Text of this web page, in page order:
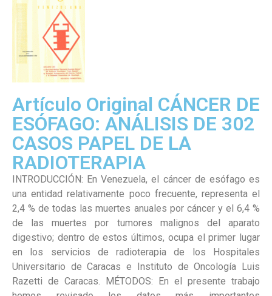
Artículo Original CÁNCER DE
ESÓFAGO: ANÁLISIS DE 302
CASOS PAPEL DE LA
RADIOTERAPIA
INTRODUCCIÓN: En Venezuela, el cáncer de esófago es
una entidad relativamente poco frecuente, representa el
2,4 % de todas las muertes anuales por cáncer y el 6,4 %
de las muertes por tumores malignos del aparato
digestivo; dentro de estos últimos, ocupa el primer lugar
en los servicios de radioterapia de los Hospitales
Universitario de Caracas e Instituto de Oncología Luis
Razetti de Caracas. MÉTODOS: En el presente trabajo